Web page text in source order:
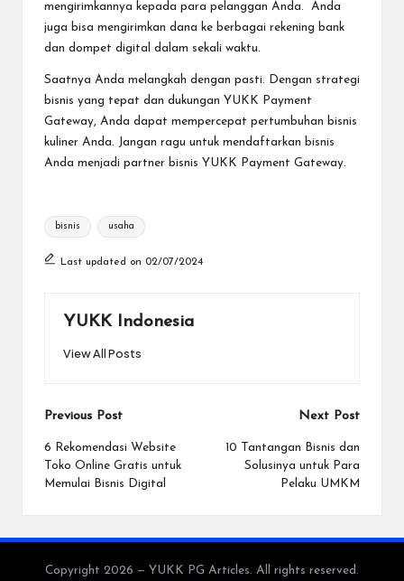
mengirimkannya kepada para pelanggan Anda. Anda
juga bisa mengirimkan dana ke berbagai rekening bank
dan dompet digital dalam sekali waktu.
Saatnya Anda melangkah dengan pasti. Dengan strategi
bisnis yang tepat dan dukungan YUKK Payment
Gateway, Anda dapat mempercepat pertumbuhan bisnis
kuliner Anda. Jangan ragu untuk mendaftarkan bisnis
Anda menjadi partner bisnis YUKK Payment Gateway.
Tags:
bisnis usaha
Last updated on 02/07/2024
YUKK Indonesia
View All Posts
Post
navigation
Previous Post
6 Rekomendasi Website
Toko Online Gratis untuk
Memulai Bisnis Digital
Next Post
10 Tantangan Bisnis dan
Solusinya untuk Para
Pelaku UMKM
Copyright 2026 — YUKK PG Articles. All rights reserved.